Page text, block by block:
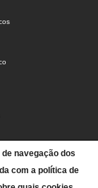
navegação dos
com a política de